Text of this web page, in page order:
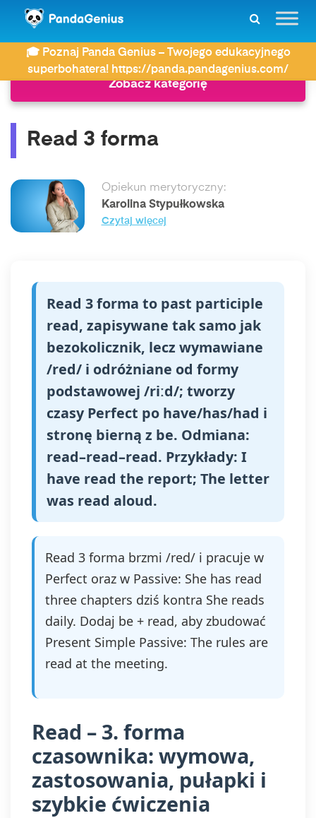
🎓 Poznaj Panda Genius – Twojego edukacyjnego
superbohatera! https://panda.pandagenius.com/
ZDAY Język angielski Read 3 forma
Zobacz kategorię
Read 3 forma
Opiekun merytoryczny:
Karolina Stypułkowska
Czytaj więcej
Read 3 forma to past participle
read, zapisywane tak samo jak
bezokolicznik, lecz wymawiane
/red/ i odróżniane od formy
podstawowej /riːd/; tworzy
czasy Perfect po have/has/had i
stronę bierną z be. Odmiana:
read–read–read. Przykłady: I
have read the report; The letter
was read aloud.
Read 3 forma brzmi /red/ i pracuje w
Perfect oraz w Passive: She has read
three chapters dziś kontra She reads
daily. Dodaj be + read, aby zbudować
Present Simple Passive: The rules are
read at the meeting.
Read – 3. forma
czasownika: wymowa,
zastosowania, pułapki i
szybkie ćwiczenia